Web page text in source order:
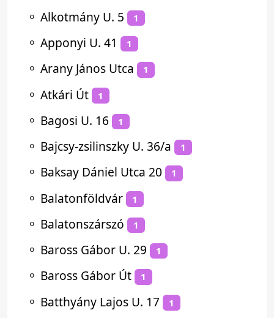
⚬ Alkotmány U. 5 1
⚬ Apponyi U. 41 1
⚬ Arany János Utca 1
⚬ Atkári Út 1
⚬ Bagosi U. 16 1
⚬ Bajcsy-zsilinszky U. 36/a 1
⚬ Baksay Dániel Utca 20 1
⚬ Balatonföldvár 1
⚬ Balatonszárszó 1
⚬ Baross Gábor U. 29 1
⚬ Baross Gábor Út 1
⚬ Batthyány Lajos U. 17 1